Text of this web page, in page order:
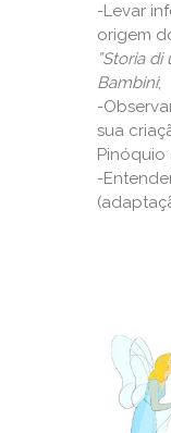
-Levar
origem
”Storia
Bambini;
-
sua
Pinóquio
-